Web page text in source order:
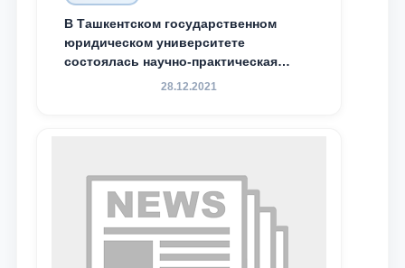
В Ташкентском государственном
юридическом университете
состоялась научно-практическая
конференция магистрантов
28.12.2021